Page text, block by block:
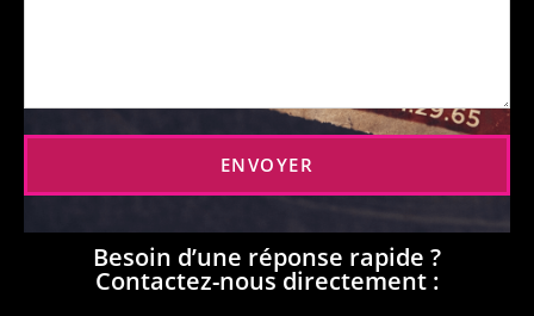
ENVOYER
Besoin d’une réponse rapide ?
Contactez-nous directement :